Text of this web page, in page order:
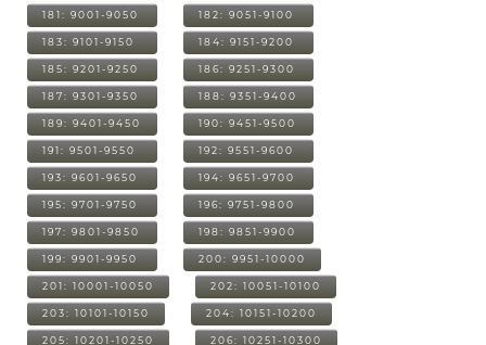
181: 9001-9050 182: 9051-9100
183: 9101-9150 184: 9151-9200
185: 9201-9250 186: 9251-9300
187: 9301-9350 188: 9351-9400
189: 9401-9450 190: 9451-9500
191: 9501-9550 192: 9551-9600
193: 9601-9650 194: 9651-9700
195: 9701-9750 196: 9751-9800
197: 9801-9850 198: 9851-9900
199: 9901-9950 200: 9951-10000
201: 10001-10050 202: 10051-10100
203: 10101-10150 204: 10151-10200
205: 10201-10250 206: 10251-10300